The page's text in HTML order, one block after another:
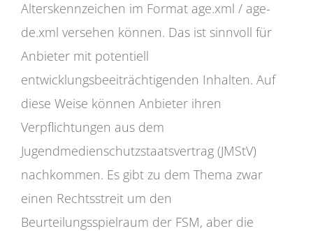
Alterskennzeichen im Format age.xml / age-
de.xml versehen können. Das ist sinnvoll für
Anbieter mit potentiell
entwicklungsbeeiträchtigenden Inhalten. Auf
diese Weise können Anbieter ihren
Verpflichtungen aus dem
Jugendmedienschutzstaatsvertrag (JMStV)
nachkommen. Es gibt zu dem Thema zwar
einen Rechtsstreit um den
Beurteilungsspielraum der FSM, aber die